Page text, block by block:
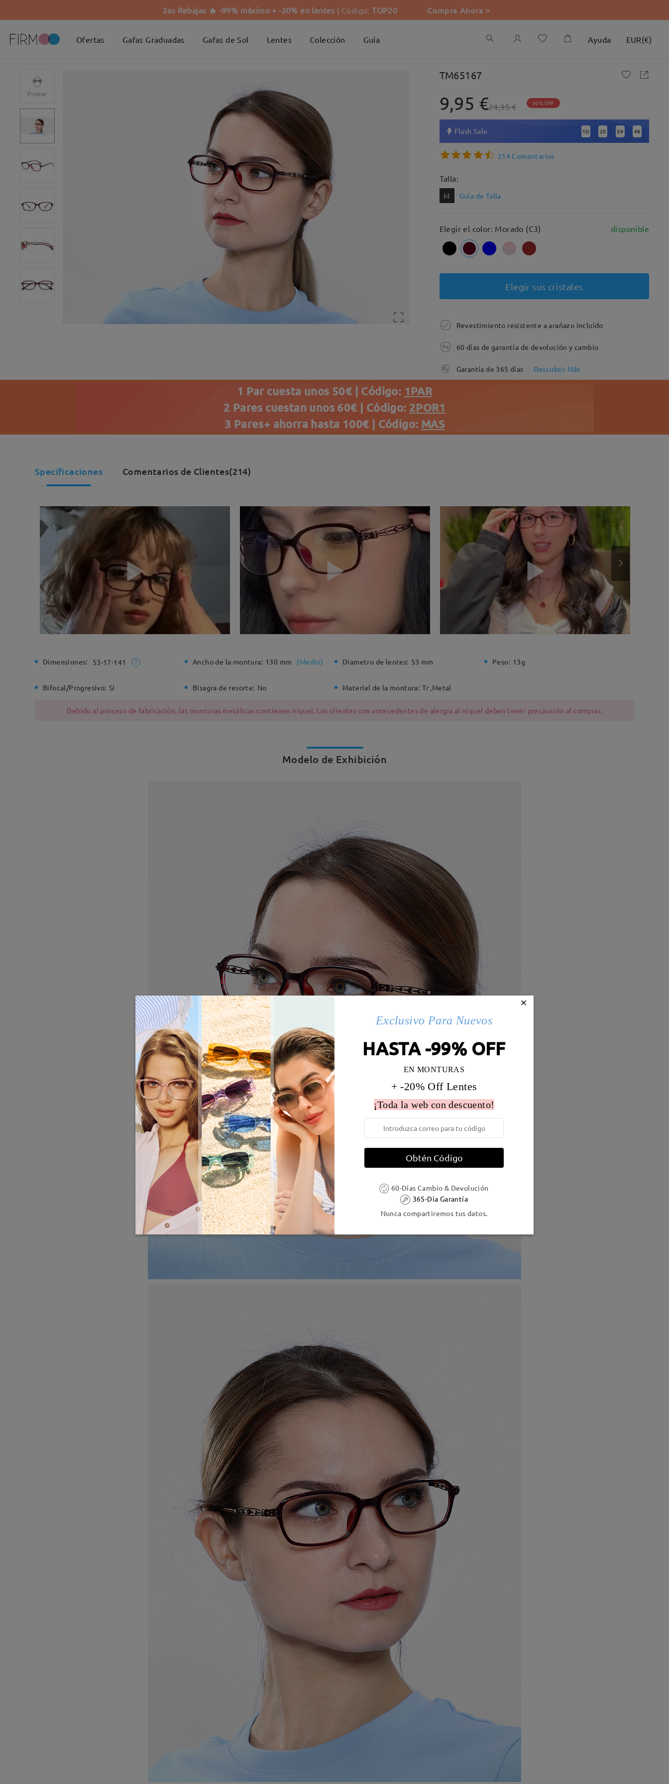
2as Rebajas 🔥 -99% máximo + -20% en lentes | Código:TOP20 Compra Ahora >
Ofertas Gafas Graduadas Gafas de Sol Lentes Colección Guía Ayuda EUR(€)
Probar
TM65167
9,95 €24,95 € 60% OFF
Flash Sale 1 D : 20 : 39 : 47
214 Comentarios
Talla:
M Guía de Talla
Elegir el color: Morado (C3) disponible
Elegir sus cristales
Revestimiento resistente a arañazo incluído
60 días de garantía de devolución y cambio
Garantía de 365 días Descubrir Más
1 Par cuesta unos 50€ | Código: 1PAR
2 Pares cuestan unos 60€ | Código: 2POR1
3 Pares+ ahorra hasta 100€ | Código: MAS
Specificaciones Comentarios de Clientes(214)
Dimensiones: 53-17-141 Ancho de la montura: 130 mm (Medio) Diametro de lentes: 53 mm Peso: 13g
Bifocal/Progresivo: Sí Bisagra de resorte: No Material de la montura: Tr ,Metal
Debido al proceso de fabricación, las monturas metálicas contienen níquel. Los clientes con antecedentes de alergia al níquel deben tener precaución al comprar.
Modelo de Exhibición
×
Exclusivo Para Nuevos
HASTA -99% OFF
EN MONTURAS
+ -20% Off Lentes
¡Toda la web con descuento!
Obtén Código
60-Días Cambio & Devolución
365-Día Garantía
Nunca compartiremos tus datos.